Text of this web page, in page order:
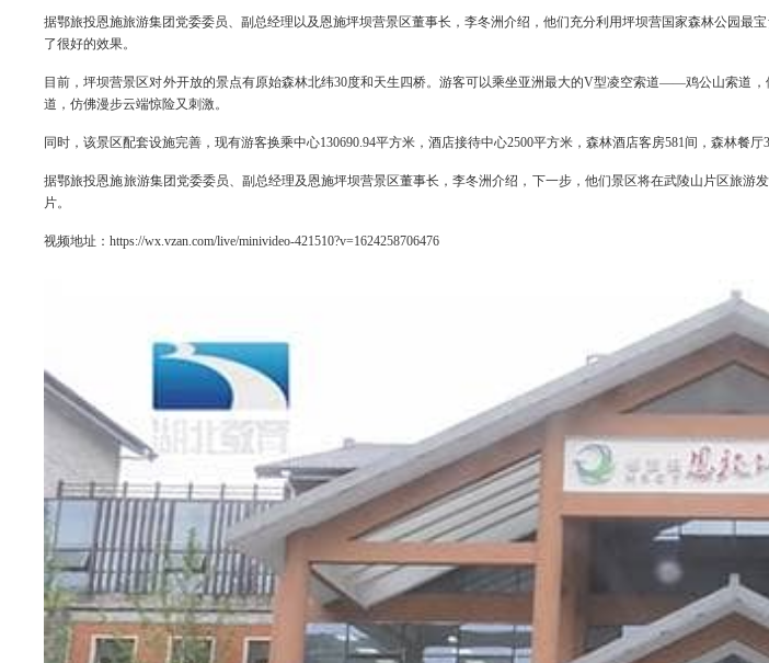
据鄂旅投恩施旅游集团党委委员、副总经理以及恩施坪坝营景区董事长，李冬洲介绍，他们充分利用坪坝营国家森林公园
了很好的效果。
目前，坪坝营景区对外开放的景点有原始森林北纬30度和天生四桥。游客可以乘坐亚洲最大的V型凌空索道——鸡公山索道
道，仿佛漫步云端惊险又刺激。
同时，该景区配套设施完善，现有游客换乘中心130690.94平方米，酒店接待中心2500平方米，森林酒店客房581间，森林餐
据鄂旅投恩施旅游集团党委委员、副总经理及恩施坪坝营景区董事长，李冬洲介绍，下一步，他们景区将在武陵山片区旅
片。
视频地址：https://wx.vzan.com/live/minivideo-421510?v=1624258706476